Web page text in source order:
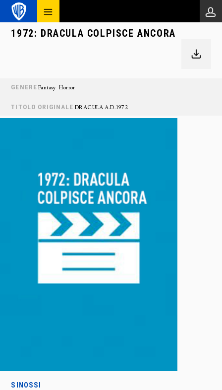
1972: DRACULA COLPISCE ANCORA
GENERE Fantasy Horror
TITOLO ORIGINALE DRACULA A.D. 1972
SINOSSI